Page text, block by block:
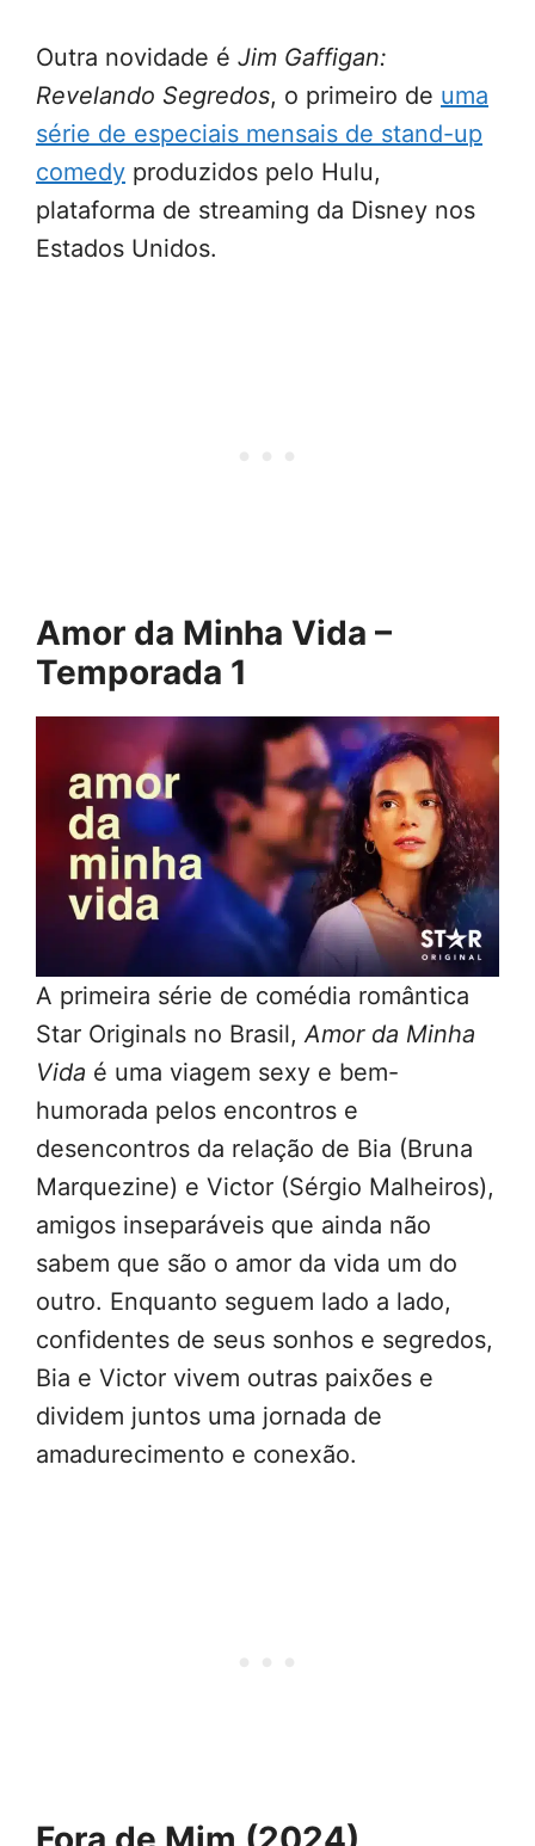
Outra novidade é Jim Gaffigan:
Revelando Segredos, o primeiro de uma
série de especiais mensais de stand-up
comedy produzidos pelo Hulu,
plataforma de streaming da Disney nos
Estados Unidos.
Amor da Minha Vida –
Temporada 1
A primeira série de comédia romântica
Star Originals no Brasil,Amor da Minha
Vida é uma viagem sexy e bem-
humorada pelos encontros e
desencontros da relação de Bia (Bruna
Marquezine) e Victor (Sérgio Malheiros),
amigos inseparáveis que ainda não
sabem que são o amor da vida um do
outro. Enquanto seguem lado a lado,
confidentes de seus sonhos e segredos,
Bia e Victor vivem outras paixões e
dividem juntos uma jornada de
amadurecimento e conexão.